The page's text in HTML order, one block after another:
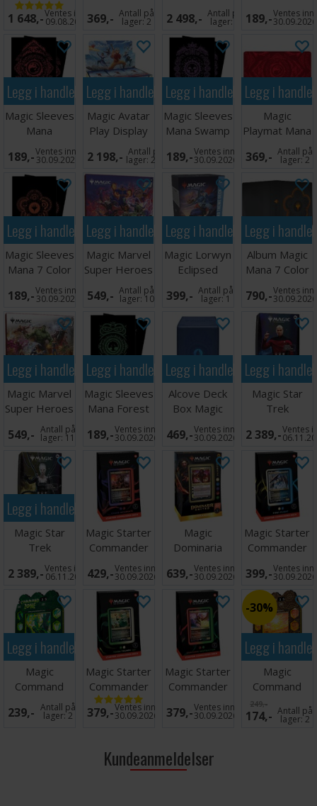
Play Display
1 648,-Ventes inn
09.08.2026
Swamp
369,- Antall på
lager:2
Play Display
2 498,- Antall på
lager:
100 stk
189,-Ventes inn
30.09.2026
Legg i handlekurven
Magic Sleeves
Mana
Mountain 100
stk
189,-Ventes inn
30.09.2026
Legg i handlekurven
Magic Avatar
Play Display
2 198,- Antall på
lager:20+
Legg i handlekurven
Magic Sleeves
Mana Swamp
100 stk
189,-Ventes inn
30.09.2026
Legg i
Magic
Playmat Mana
Mountain
369,- Antall på
lager:2
Legg i handlekurven
Magic Sleeves
Mana 7 Color
Wheel 100 stk
189,-Ventes inn
30.09.2026
Legg i handlekurven
Magic Marvel
Super Heroes
Scene Box #2
549,- Antall på
lager: 10
Legg i handlekurven
Magic Lorwyn
Eclipsed
Theme Deck
Pirates
399,- Antall på
lager:1
Legg i
Album Magic
Mana 7 Color
Wheel 12-
Pocket
790,-Ventes inn
30.09.2026
Legg i handlekurven
Magic Marvel
Super Heroes
Scene Box #1
549,- Antall på
lager: 11
Legg i handlekurven
Magic Sleeves
Mana Forest
100 stk
189,-Ventes inn
30.09.2026
Legg i handlekurven
Alcove Deck
Box Magic
Mana Island
469,-Ventes inn
30.09.2026
Legg i
Magic Star
Trek
Commander
Deck #1 CE
2 389,-Ventes
Legg i handlekurven
Magic Star
Trek
Commander
Deck #4 CE
2 389,-Ventes inn
06.11.2026
Magic Starter
Commander
Deck Chaos
Incar
429,-Ventes inn
30.09.2026
Magic
Dominaria
United
Commander
Painbow
639,-Ventes inn
30.09.2026
Magic Starter
Commander
Deck First
Fligh
399,-Ventes inn
30.09.2026
Legg i handlekurven
Magic
Command
Zone Tray -
Forest
239,- Antall på
lager:2
Magic Starter
Commander
Deck Token
Trium
379,-Ventes inn
30.09.2026
Magic Starter
Commander
Deck Draconic
De
379,-Ventes inn
30.09.2026
Legg i
30%
Magic
Command
Zone Tray -
Plains
249,-
174,- Antall på
lager:2
Kundeanmeldelser